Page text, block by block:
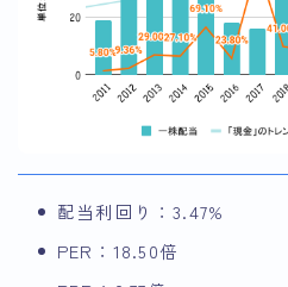
配当利回り：3.47%
PER：18.50倍